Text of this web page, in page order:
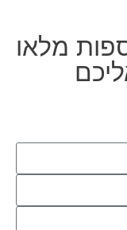
מלאו